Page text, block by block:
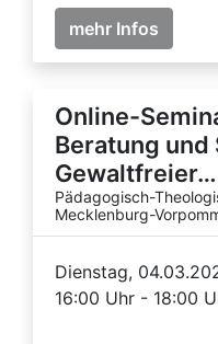
mehr Infos
Online-
Beratung
Gewaltfreier…
Pädagogisch-
Mecklenburg-
Dienstag,
16:00 Uhr - 18:00